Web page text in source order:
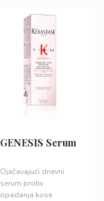
GENESIS Serum
Ojačavajući dnevni
serum protiv
opadanja kose